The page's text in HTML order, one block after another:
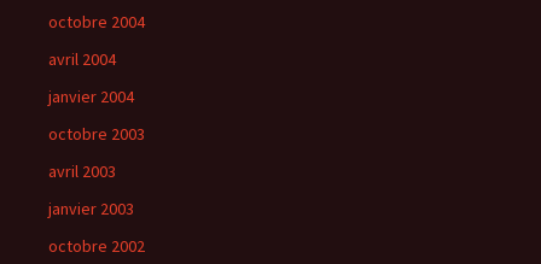
octobre 2004
avril 2004
janvier 2004
octobre 2003
avril 2003
janvier 2003
octobre 2002